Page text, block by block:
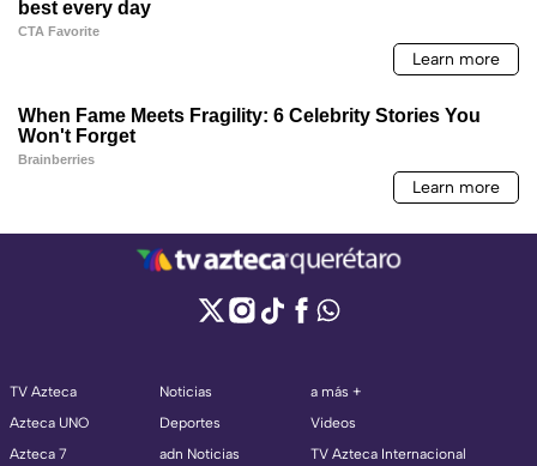
TV Azteca
Azteca UNO
Azteca 7
Noticias
Deportes
adn Noticias
a más +
Videos
TV Azteca Internacional